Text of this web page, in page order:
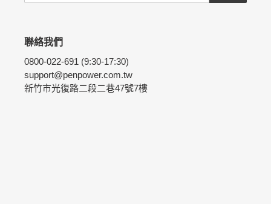
聯絡我們
0800-022-691 (9:30-17:30)
support@penpower.com.tw
新竹市光復路二段二巷47號7樓